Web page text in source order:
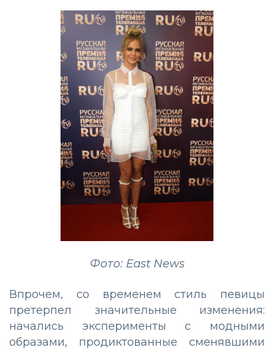
Фото: East News
Впрочем, со временем стиль певицы
претерпел значительные изменения:
начались эксперименты с модными
образами, продиктованные сменявшими